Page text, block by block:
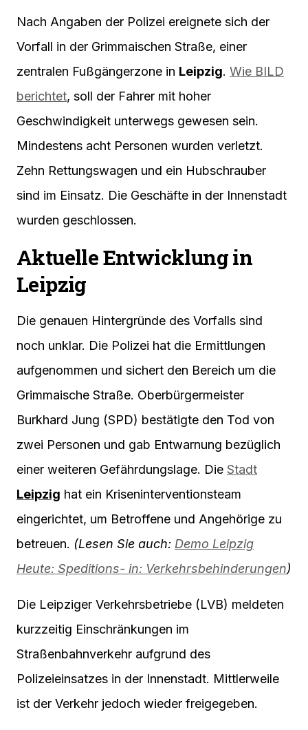
Nach Angaben der Polizei ereignete sich der
Vorfall in der Grimmaischen Straße, einer
zentralen Fußgängerzone in Leipzig. Wie BILD
berichtet, soll der Fahrer mit hoher
Geschwindigkeit unterwegs gewesen sein.
Mindestens acht Personen wurden verletzt.
Zehn Rettungswagen und ein Hubschrauber
sind im Einsatz. Die Geschäfte in der Innenstadt
wurden geschlossen.
Aktuelle Entwicklung in
Leipzig
Die genauen Hintergründe des Vorfalls sind
noch unklar. Die Polizei hat die Ermittlungen
aufgenommen und sichert den Bereich um die
Grimmaische Straße. Oberbürgermeister
Burkhard Jung (SPD) bestätigte den Tod von
zwei Personen und gab Entwarnung bezüglich
einer weiteren Gefährdungslage. Die Stadt
Leipzig hat ein Kriseninterventionsteam
eingerichtet, um Betroffene und Angehörige zu
betreuen. (Lesen Sie auch: Demo Leipzig
Heute: Speditions- in: Verkehrsbehinderungen)
Die Leipziger Verkehrsbetriebe (LVB) meldeten
kurzzeitig Einschränkungen im
Straßenbahnverkehr aufgrund des
Polizeieinsatzes in der Innenstadt. Mittlerweile
ist der Verkehr jedoch wieder freigegeben.